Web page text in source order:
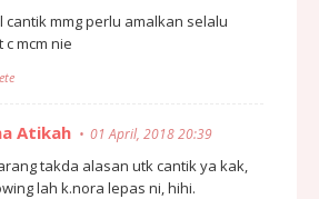
cantik mmg perlu amalkan selalu
mcm nie
Atikah 01 April, 2018 20:39
takda alasan utk cantik ya kak,
lah k.nora lepas ni, hihi.